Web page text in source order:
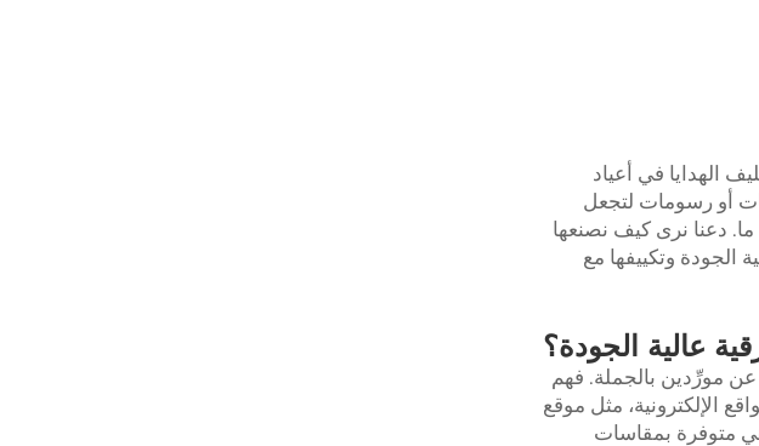
الهدايا في أعياد
أو رسومات لتجعل
دعنا نرى كيف نصنعها
الجودة وتكييفها مع
عالية الجودة؟
مورِّدين بالجملة. فهم
الإلكترونية، مثل موقع
متوفرة بمقاسات